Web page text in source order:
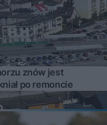
znów jest
po remoncie